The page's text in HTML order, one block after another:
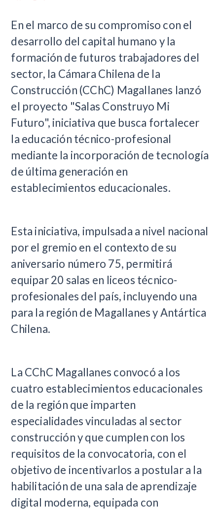
En el marco de su compromiso con el
desarrollo del capital humano y la
formación de futuros trabajadores del
sector, la Cámara Chilena de la
Construcción (CChC) Magallanes lanzó
el proyecto "Salas Construyo Mi
Futuro", iniciativa que busca fortalecer
la educación técnico-profesional
mediante la incorporación de tecnología
de última generación en
establecimientos educacionales.
Esta iniciativa, impulsada a nivel nacional
por el gremio en el contexto de su
aniversario número 75, permitirá
equipar 20 salas en liceos técnico-
profesionales del país, incluyendo una
para la región de Magallanes y Antártica
Chilena.
La CChC Magallanes convocó a los
cuatro establecimientos educacionales
de la región que imparten
especialidades vinculadas al sector
construcción y que cumplen con los
requisitos de la convocatoria, con el
objetivo de incentivarlos a postular a la
habilitación de una sala de aprendizaje
digital moderna, equipada con